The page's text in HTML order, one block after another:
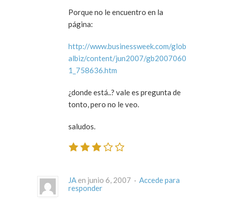
Porque no le encuentro en la
página:
http://www.businessweek.com/glob
albiz/content/jun2007/gb2007060
1_758636.htm
¿donde está..? vale es pregunta de
tonto, pero no le veo.
saludos.
JA en junio 6, 2007 · Accede para
responder